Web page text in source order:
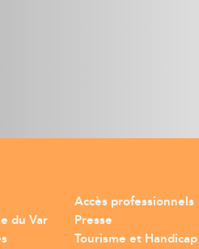
du Var
Accès professionnels
Presse
Tourisme et Handicap